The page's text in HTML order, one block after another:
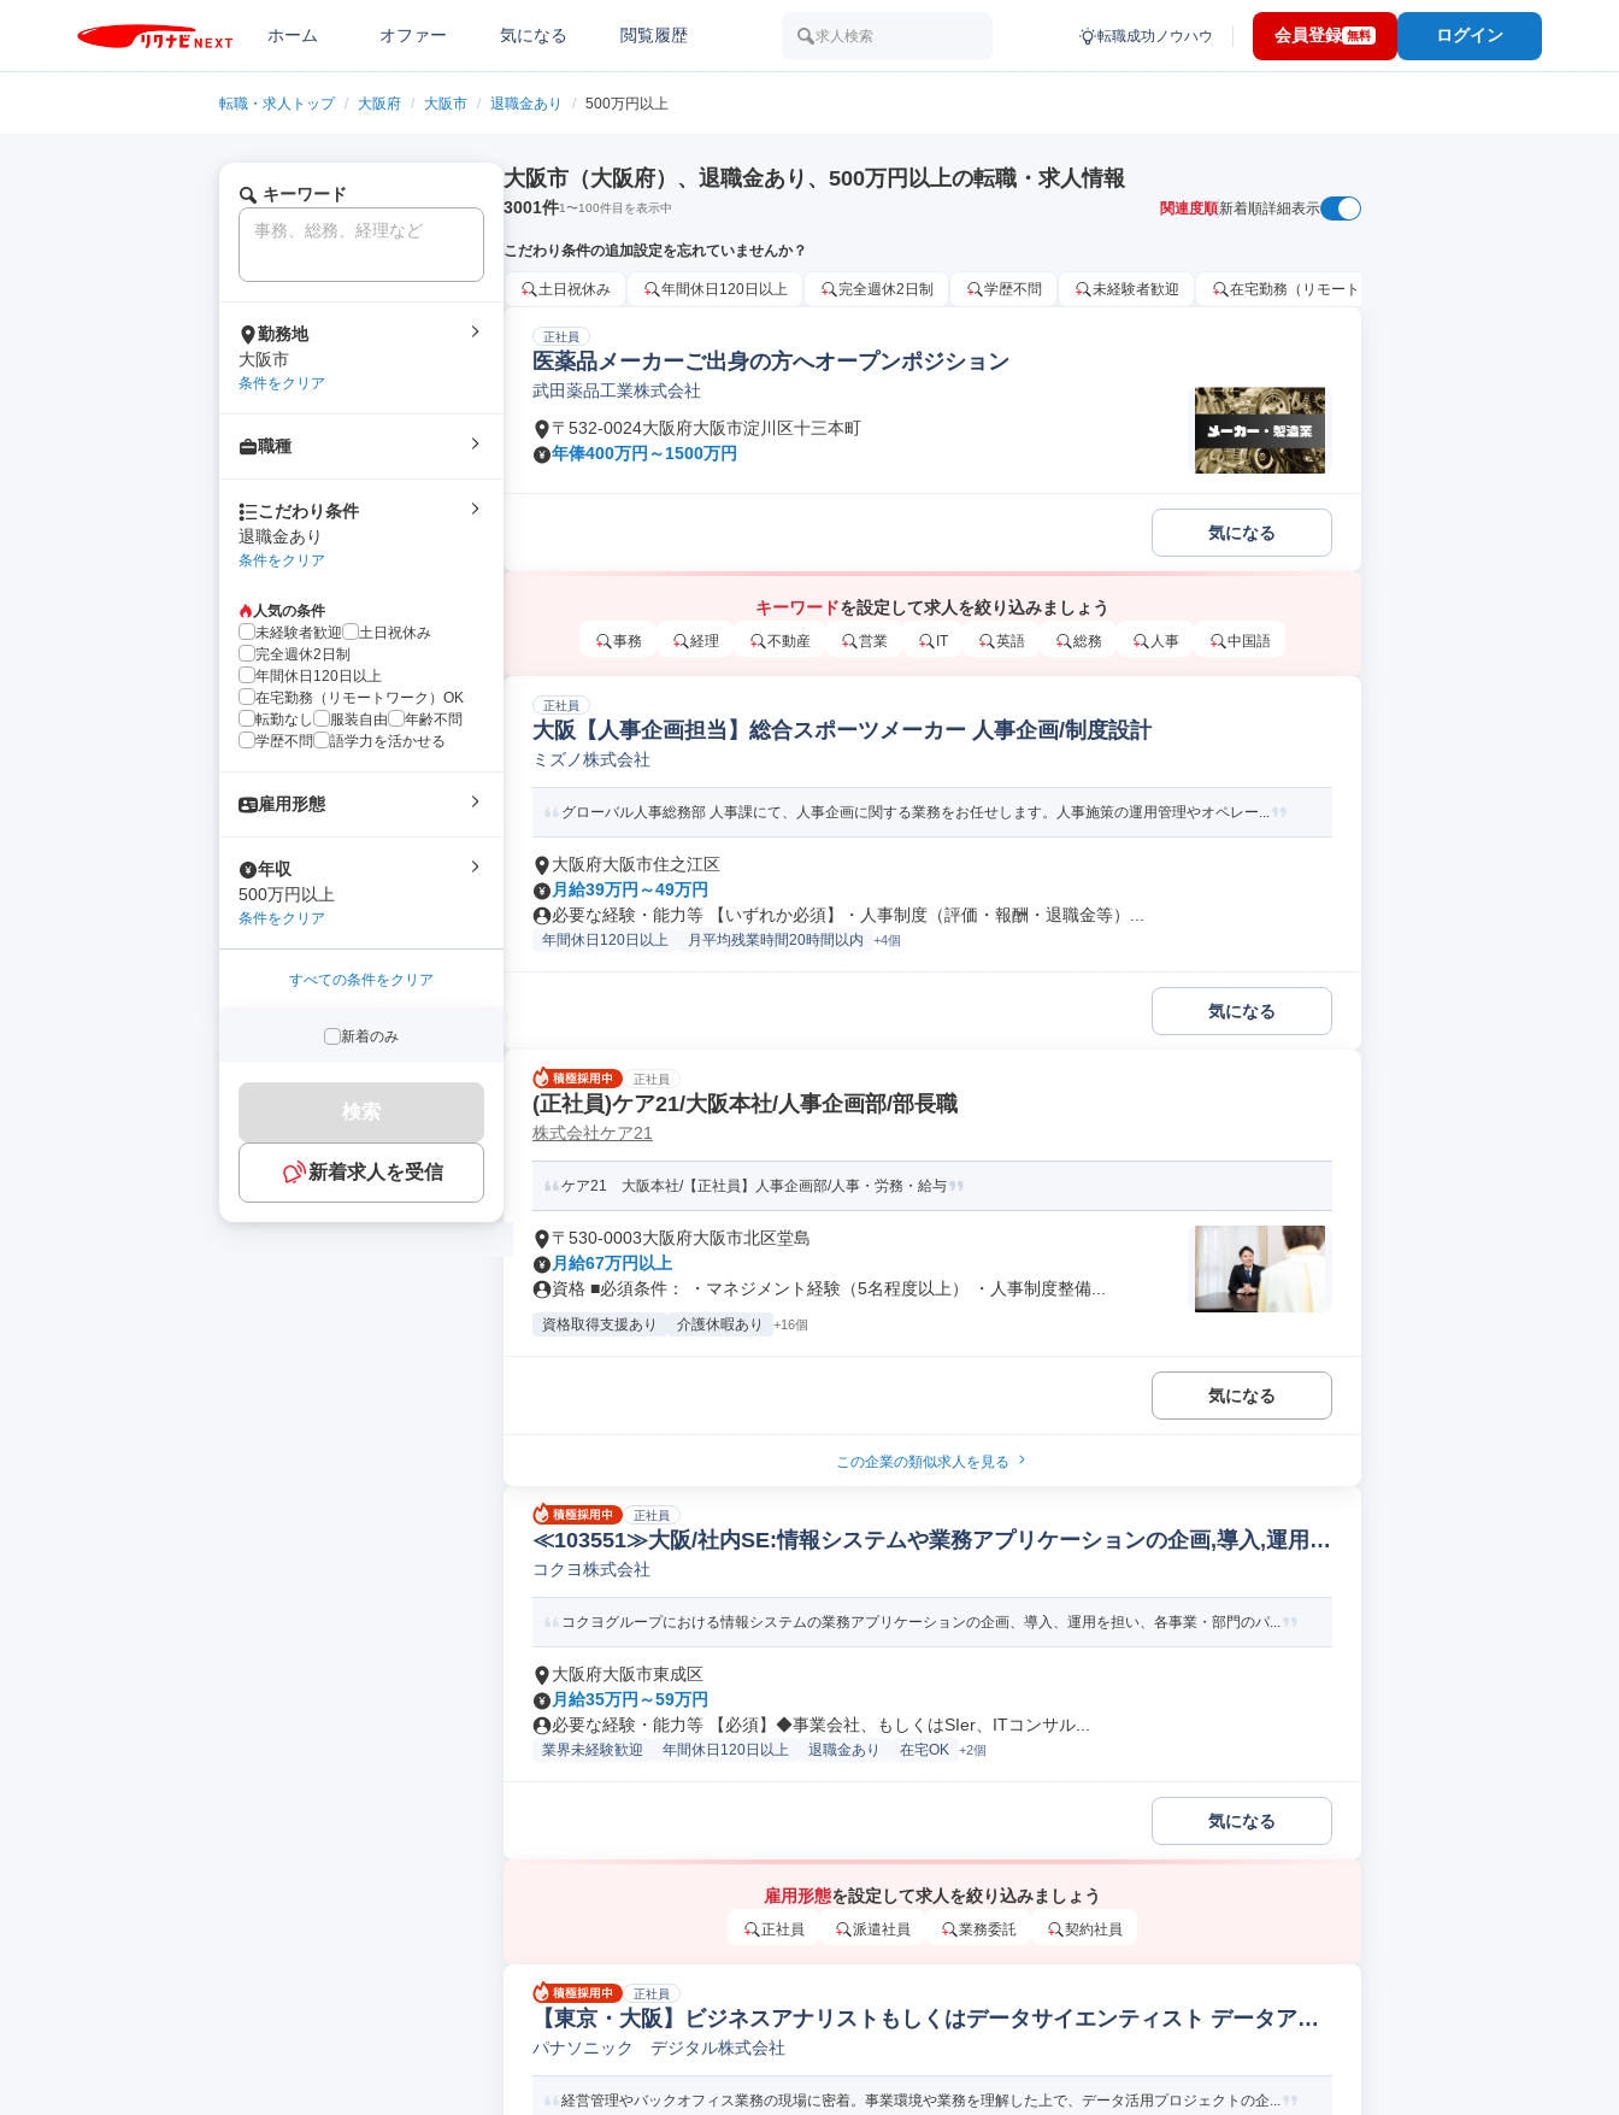
ホーム オファー 気になる 閲覧履歴 求人検索 転職成功ノウハウ 会員登録 無料 ログイン
転職・求人トップ / 大阪府 / 大阪市 / 退職金あり / 500万円以上
キーワード
勤務地
大阪市
条件をクリア
職種
こだわり条件
退職金あり
条件をクリア
人気の条件
未経験者歓迎
土日祝休み
完全週休2日制
年間休日120日以上
在宅勤務（リモートワーク）OK
転勤なし
服装自由
年齢不問
学歴不問
語学力を活かせる
雇用形態
年収
500万円以上
条件をクリア
すべての条件をクリア
新着のみ
検索
新着求人を受信
大阪市（大阪府）、退職金あり、500万円以上の転職・求人情報
3001件1〜100件目を表示中 関連度順新着順詳細表示
こだわり条件の追加設定を忘れていませんか？
土日祝休み 年間休日120日以上 完全週休2日制 学歴不問 未経験者歓迎 在宅勤務（リモートワーク）OK
正社員
医薬品メーカーご出身の方へオープンポジション
武田薬品工業株式会社
〒532-0024大阪府大阪市淀川区十三本町
年俸400万円～1500万円
気になる
キーワードを設定して求人を絞り込みましょう
事務 経理 不動産 営業 IT 英語 総務 人事 中国語
正社員
大阪【人事企画担当】総合スポーツメーカー 人事企画/制度設計
ミズノ株式会社
グローバル人事総務部 人事課にて、人事企画に関する業務をお任せします。人事施策の運用管理やオペレー...
大阪府大阪市住之江区
月給39万円～49万円
必要な経験・能力等 【いずれか必須】・人事制度（評価・報酬・退職金等）...
年間休日120日以上 月平均残業時間20時間以内 +4個
気になる
正社員
(正社員)ケア21/大阪本社/人事企画部/部長職
株式会社ケア21
ケア21 大阪本社/【正社員】人事企画部/人事・労務・給与
〒530-0003大阪府大阪市北区堂島
月給67万円以上
資格 ■必須条件： ・マネジメント経験（5名程度以上） ・人事制度整備...
資格取得支援あり 介護休暇あり +16個
気になる
この企業の類似求人を見る
正社員
≪103551≫大阪/社内SE:情報システムや業務アプリケーションの企画,導入,運用
社内システムエンジニア
コクヨ株式会社
コクヨグループにおける情報システムの業務アプリケーションの企画、導入、運用を担い、各事業・部門のパ...
大阪府大阪市東成区
月給35万円～59万円
必要な経験・能力等 【必須】◆事業会社、もしくはSIer、ITコンサル...
業界未経験歓迎 年間休日120日以上 退職金あり 在宅OK +2個
気になる
雇用形態を設定して求人を絞り込みましょう
正社員 派遣社員 業務委託 契約社員
正社員
【東京・大阪】ビジネスアナリストもしくはデータサイエンティスト データアナ
リスト
パナソニック デジタル株式会社
経営管理やバックオフィス業務の現場に密着。事業環境や業務を理解した上で、データ活用プロジェクトの企...